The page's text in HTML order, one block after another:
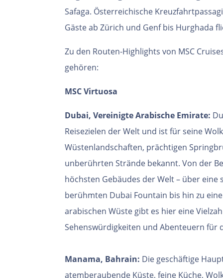
Safaga. Österreichische
Gäste ab Zürich und Genf bis Hurghada
Zu den Routen-Highlights von MSC
gehören:
MSC Virtuosa
Dubai, Vereinigte Arabische Emirate:
Reisezielen der Welt und ist für seine
Wüstenlandschaften, prächtigen
unberührten Strände bekannt. Von der
höchsten Gebäudes der Welt – über
berühmten Dubai Fountain bis hin zu
arabischen Wüste gibt es hier eine
Sehenswürdigkeiten und Abenteuern für
Manama, Bahrain: Die geschäftige
atemberaubende Küste, feine Küche,